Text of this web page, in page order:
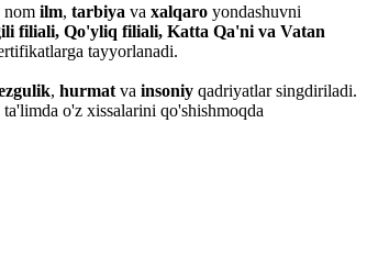
nom ilm, tarbiya va xalqaro yondashuvni
filiali, Qo'yliq filiali, Katta Qa'ni va Vatan
tayyorlanadi.
, hurmat va insoniy qadriyatlar singdiriladi.
o'z xissalarini qo'shishmoqda